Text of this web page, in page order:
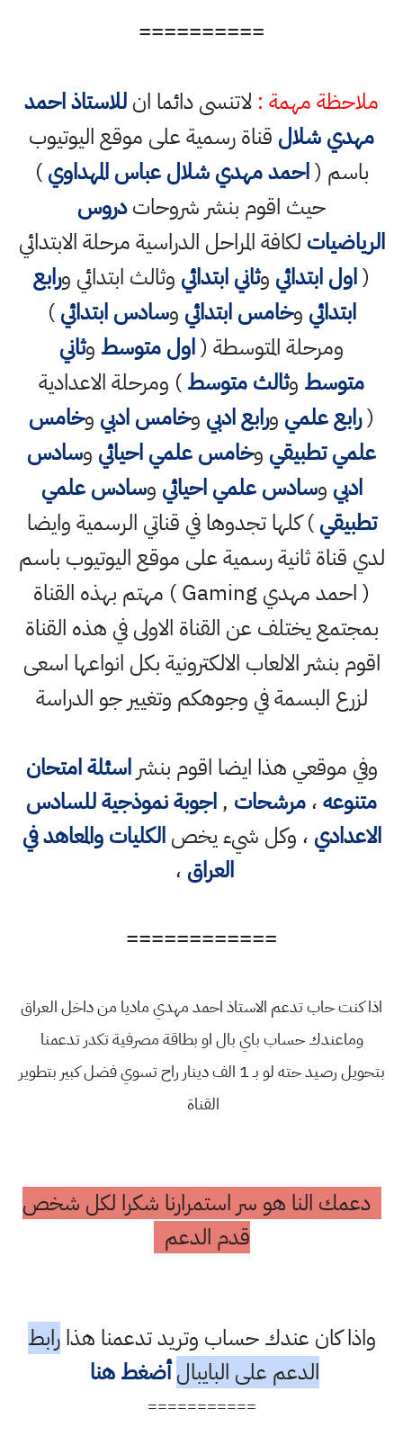
==========
ملاحظة مهمة : لاتنسى دائما انللاستاذ احمد
مهدي شلال قناة رسمية على موقع اليوتيوب
باسم (احمد مهدي شلال عباس المهداوي)
حيث اقوم بنشر شروحاتدروس
الرياضيات لكافة المراحل الدراسية مرحلة الابتدائي
(اول ابتدائي وثاني ابتدائي وثالث ابتدائي ورابع
ابتدائي وخامس ابتدائي وسادس ابتدائي)
ومرحلة المتوسطة (اول متوسط وثاني
متوسط وثالث متوسط) ومرحلة الاعدادية
(رابع علمي ورابع ادبي وخامس ادبي وخامس
علمي تطبيقي وخامس علمي احيائي وسادس
ادبي وسادس علمي احيائي وسادس علمي
تطبيقي) كلها تجدوها في قناتي الرسمية وايضا
لدي قناة ثانية رسمية على موقع اليوتيوب باسم
( احمد مهدي Gaming ) مهتم بهذه القناة
بمجتمع يختلف عن القناة الاولى في هذه القناة
اقوم بنشر الالعاب الالكترونية بكل انواعها اسعى
لزرع البسمة في وجوهكم وتغيير جو الدراسة
وفي موقعي هذا ايضا اقوم بنشراسئلة امتحان
متنوعه،مرشحات ,اجوبة نموذجية للسادس
الاعدادي ، وكل شيء يخصالكليات والمعاهد في
العراق ،
============
اذا كنت حاب تدعم الاستاذ احمد مهدي ماديا من داخل العراق
وماعندك حساب باي بال او بطاقة مصرفية تكدر تدعمنا
بتحويل رصيد حته لو بـ 1 الف دينار راح تسوي فضل كبير بتطوير
القناة
دعمك النا هو سر استمرارنا شكرا لكل شخص
قدم الدعم
واذا كان عندك حساب وتريد تدعمنا هذارابط
الدعم على البايبال أضغط هنا
===========